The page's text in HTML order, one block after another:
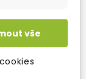
vše